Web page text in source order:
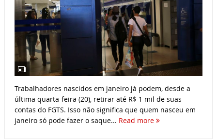
Trabalhadores nascidos em janeiro já podem, desde a
última quarta-feira (20), retirar até R$ 1 mil de suas
contas do FGTS. Isso não significa que quem nasceu em
janeiro só pode fazer o saque... Read more